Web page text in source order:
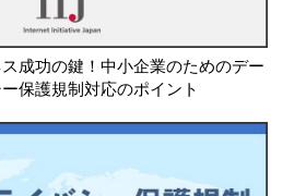
成功の鍵！中小企業のためのデー
保護規制対応のポイント